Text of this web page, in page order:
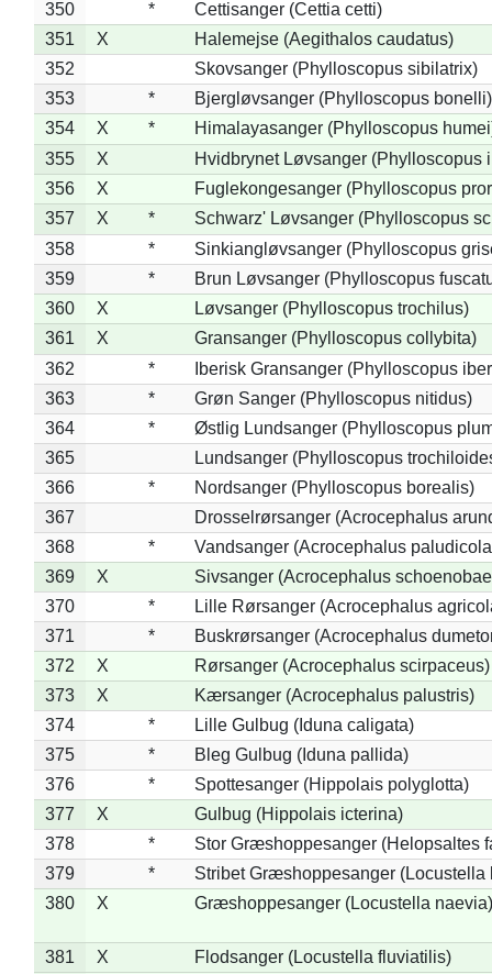
350 *
Cettisanger (Cettia cetti)
351
X
Halemejse (Aegithalos caudatus)
352
Skovsanger (Phylloscopus sibilatrix)
353
*
Bjergløvsanger (Phylloscopus bonelli)
354
X *
Himalayasanger (Phylloscopus
355
X
Hvidbrynet Løvsanger (Phylloscopus
356
X
Fuglekongesanger (Phylloscopus
357
X *
Schwarz' Løvsanger (Phylloscopus
358
*
Sinkiangløvsanger (Phylloscopus
359
*
Brun Løvsanger (Phylloscopus
360
X
Løvsanger (Phylloscopus trochilus)
361
X
Gransanger (Phylloscopus collybita)
362
*
Iberisk Gransanger (Phylloscopus
363
*
Grøn Sanger (Phylloscopus nitidus)
364
*
Østlig Lundsanger (Phylloscopus
365
Lundsanger (Phylloscopus
366
*
Nordsanger (Phylloscopus borealis)
367
Drosselrørsanger (Acrocephalus
368
*
Vandsanger (Acrocephalus
369
X
Sivsanger (Acrocephalus
370
*
Lille Rørsanger (Acrocephalus
371
*
Buskrørsanger (Acrocephalus
372
X
Rørsanger (Acrocephalus scirpaceus)
373
X
Kærsanger (Acrocephalus palustris)
374
*
Lille Gulbug (Iduna caligata)
375
*
Bleg Gulbug (Iduna pallida)
376
*
Spottesanger (Hippolais polyglotta)
377
X
Gulbug (Hippolais icterina)
378
*
Stor Græshoppesanger (Helopsaltes
379
*
Stribet Græshoppesanger (Locustella
380
X Græshoppesanger (Locustella naevia)
381 X
Flodsanger (Locustella fluviatilis)